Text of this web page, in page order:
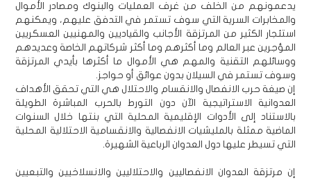
يدعمونهم من الخلف من غرف العمليات والبنوك ومصادر الأموال
والمخابرات السرية التي سوف تستمر في التدفق عليهم، ويمكنهم
استئجار الكثير من المرتزقة الأجانب والقياديين والمهنيين العسكريين
المؤجرين عبر العالم وما أكثرهم وما أكثر شركاتهم الخاصة وعديدهم
ووسائلهم التقنية والمهم هي الأموال ما أكثرها بأيدي المرتزقة
وسوف تستمر في السيلان بدون عوائق أو حواجز.
إن صيغة حرب الانفصال والانقسام والاحتلال هي التي تحقق الأهداف
العدوانية الاستراتيجية الآن دون التورط بالحرب المباشرة الطويلة
بالاستناد إلى الأدوات الإقليمية المحلية التي بنتها خلال السنوات
الماضية ممثلة بالمليشيات الانفصالية والانقسامية الاحتلالية المحلية
التي تسيطر عليها دول العدوان الرباعية الشهيرة.
إن مرتزقة العدوان الانفصاليين والاحتلاليين والانسلاخيين والتبعيين